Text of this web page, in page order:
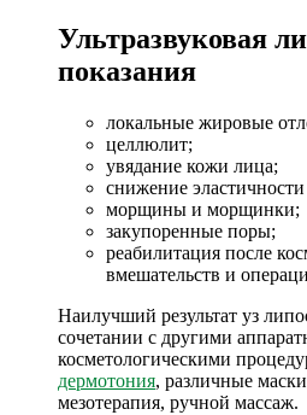
Ультразвуковая
показания
локальные жировые
целлюлит;
увядание кожи лица;
снижение
морщины и морщинки;
закупоренные поры;
реабилитация после
вмешательств и
Наилучший результат уз
сочетании с другими
косметологическими
дермотония, различные
мезотерапия, ручной массаж.